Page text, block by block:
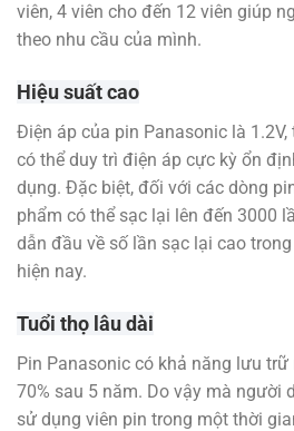
viên, 4 viên cho đến 12 viên giúp
theo nhu cầu của mình.
Hiệu suất cao
Điện áp của pin Panasonic là
có thể duy trì điện áp cực kỳ ổn
dụng. Đặc biệt, đối với các dòng
phẩm có thể sạc lại lên đến 3000
dẫn đầu về số lần sạc lại cao
hiện nay.
Tuổi thọ lâu dài
Pin Panasonic có khả năng lưu
70% sau 5 năm. Do vậy mà người
sử dụng viên pin trong một thời